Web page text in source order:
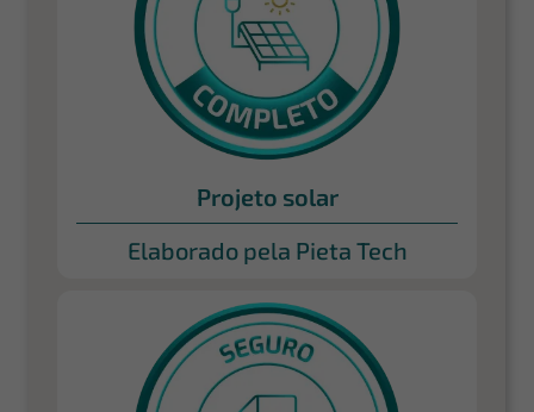
Projeto solar
Elaborado pela Pieta Tech